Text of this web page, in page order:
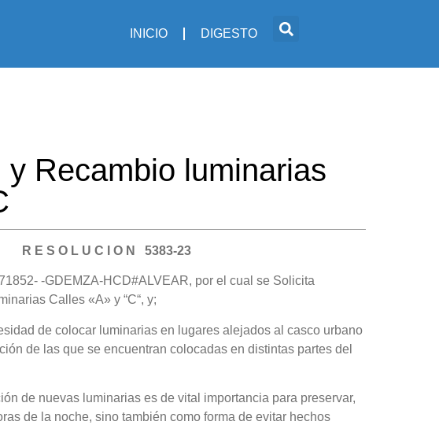
INICIO DIGESTO
y Recambio luminarias
R E S O L U C I O N 5383-23
-GDEMZA-HCD#ALVEAR, por el cual se Solicita
Calles «A» y “C“, y;
de colocar luminarias en lugares alejados al casco urbano
de las que se encuentran colocadas en distintas partes del
de nuevas luminarias es de vital importancia para preservar,
de la noche, sino también como forma de evitar hechos